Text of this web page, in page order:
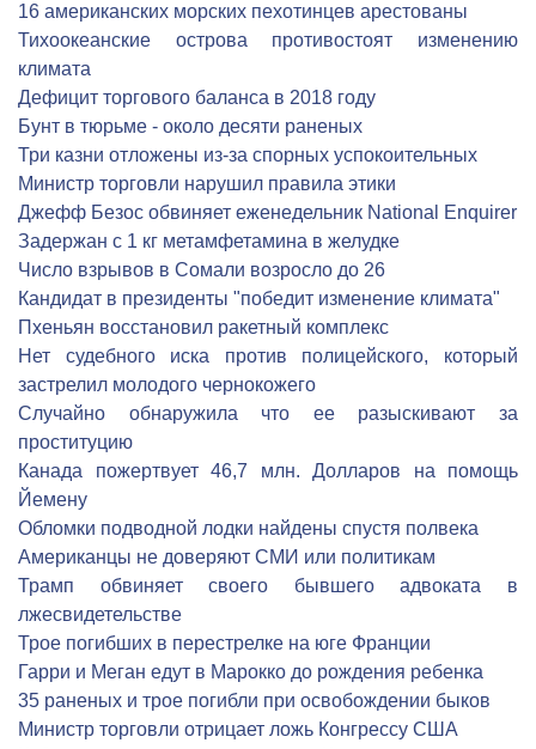
16 американских морских пехотинцев арестованы
Тихоокеанские острова противостоят изменению
климата
Дефицит торгового баланса в 2018 году
Бунт в тюрьме - около десяти раненых
Три казни отложены из-за спорных успокоительных
Министр торговли нарушил правила этики
Джефф Безос обвиняет еженедельник National Enquirer
Задержан с 1 кг метамфетамина в желудке
Число взрывов в Сомали возросло до 26
Кандидат в президенты "победит изменение климата"
Пхеньян восстановил ракетный комплекс
Нет судебного иска против полицейского, который
застрелил молодого чернокожего
Cлучайно обнаружила что ее разыскивают за
проституцию
Канада пожертвует 46,7 млн. Долларов на помощь
Йемену
Обломки подводной лодки найдены спустя полвека
Американцы не доверяют СМИ или политикам
Трамп обвиняет своего бывшего адвоката в
лжесвидетельстве
Трое погибших в перестрелке на юге Франции
Гарри и Меган едут в Марокко до рождения ребенка
35 раненых и трое погибли при освобождении быков
Министр торговли отрицает ложь Конгрессу США